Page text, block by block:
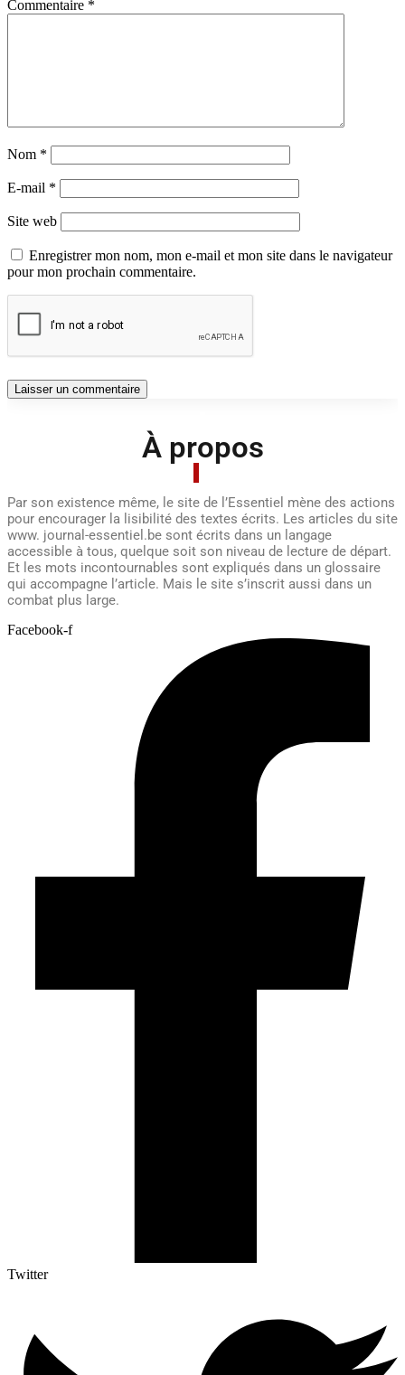
Commentaire *
Nom *
E-mail *
Site web
Enregistrer mon nom, mon e-mail et mon site dans le navigateur
pour mon prochain commentaire.
À propos
Par son existence même, le site de l’Essentiel mène des actions
pour encourager la lisibilité des textes écrits. Les articles du site
www. journal-essentiel.be sont écrits dans un langage
accessible à tous, quelque soit son niveau de lecture de départ.
Et les mots incontournables sont expliqués dans un glossaire
qui accompagne l’article. Mais le site s’inscrit aussi dans un
combat plus large.
Facebook-f
Twitter